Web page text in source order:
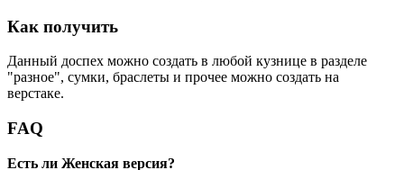
Как получить
Данный доспех можно создать в любой кузнице в разделе
"разное", сумки, браслеты и прочее можно создать на
верстаке.
FAQ
Есть ли Женская версия?